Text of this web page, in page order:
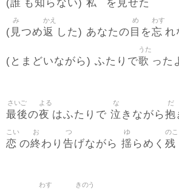
(誰 も知 らない) 私 を 見せた
( 見
み
つめ返
かえ
した) あなたの 目
め
を忘
わす
れ
(とまどいながら) ふたりで歌
うた
った
最後
さいご
の夜
よる
はふたりで 泣
な
きながら抱
だ
恋
こい
の終
お
わり 告
つ
げながら 揺
ゆ
らめく 残
のこ
わす きのう